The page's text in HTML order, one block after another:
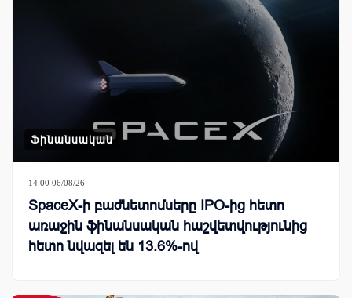
Ֆինանսական
14:00 06/08/26
SpaceX-ի բաժնետոմսերը IPO-ից հետո
առաջին ֆինանսական հաշվետվությունից
հետո նվազել են 13.6%-ով